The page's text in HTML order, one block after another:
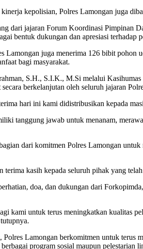
kepolisian, Polres Lamongan juga
dari jajaran Forum Koordinasi Pimpinan
bentuk dukungan dan apresiasi
Lamongan juga menerima 126 bibit
bagi masyarakat.
S.H., S.I.K., M.Si melalui
berkelanjutan oleh seluruh jajaran
hari ini kami didistribusikan kepada
tanggung jawab untuk menanam,
dari komitmen Polres Lamongan
terima kasih kepada seluruh pihak yang
doa, dan dukungan dari
kami untuk terus meningkatkan kualitas
Polres Lamongan berkomitmen untuk terus
program sosial maupun